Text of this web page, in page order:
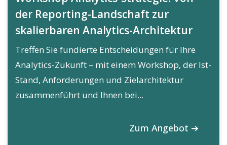
der Reporting-Landschaft zur
skalierbaren Analytics-Architektur
Treffen Sie fundierte Entscheidungen für Ihre
Analytics-Zukunft – mit einem Workshop, der Ist-
Stand, Anforderungen und Zielarchitektur
zusammenführt und Ihnen bei...
Zum Angebot ➔